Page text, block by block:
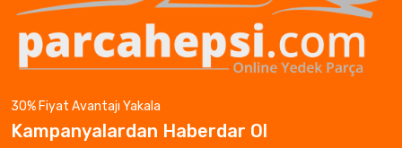
30% Fiyat Avantajı Yakala
Kampanyalardan Haberdar Ol